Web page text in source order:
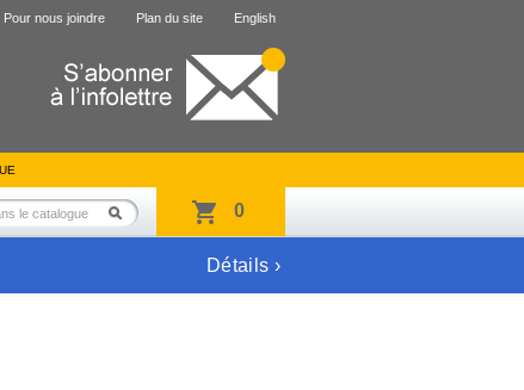
Pour nous joindre Plan du site English
0
Détails ›